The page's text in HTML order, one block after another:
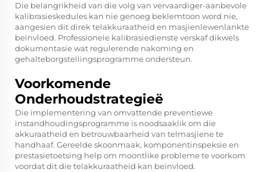
Die belangrikheid van die volg van vervaardiger-aanbevole
kalibrasieskedules kan nie genoeg beklemtoon word nie,
aangesien dit direk telakkuraatheid en masjienlewenlankte
beïnvloed. Professionele kalibrasiedienste verskaf dikwels
dokumentasie wat regulerende nakoming en
gehalteborgstellingsprogramme ondersteun.
Voorkomende
Onderhoudstrategieë
Die implementering van omvattende preventiewe
instandhoudingsprogramme is noodsaaklik om die
akkuraatheid en betrouwbaarheid van telmasjiene te
handhaaf. Gereelde skoonmaak, komponentinspeksie en
prestasietoetsing help om moontlike probleme te voorkom
voordat dit die telakkuraatheid kan beïnvloed.